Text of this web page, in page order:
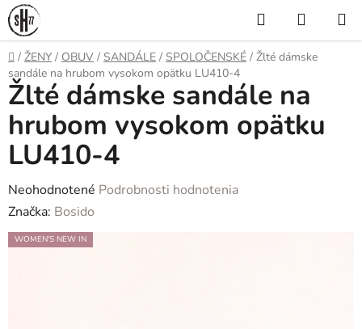
Prejsť
na
obsah
Hľadať
KOŠÍK
Domov
/ ŽENY / OBUV / SANDÁLE / SPOLOČENSKÉ / Žlté dámske
sandále na hrubom vysokom opätku LU410-4
Žlté dámske sandále na
hrubom vysokom opätku
LU410-4
Priemerné
hodnotenie
produktu
Neohodnotené Podrobnosti hodnotenia
Značka: Bosido
WOMEN'S NEW IN